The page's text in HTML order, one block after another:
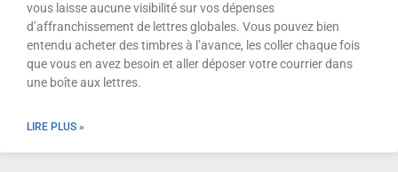
vous laisse aucune visibilité sur vos dépenses
d’affranchissement de lettres globales. Vous pouvez bien
entendu acheter des timbres à l’avance, les coller chaque fois
que vous en avez besoin et aller déposer votre courrier dans
une boîte aux lettres.
LIRE PLUS »